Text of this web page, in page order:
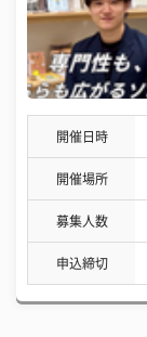
開催日時
開催場所
募集人数
申込締切